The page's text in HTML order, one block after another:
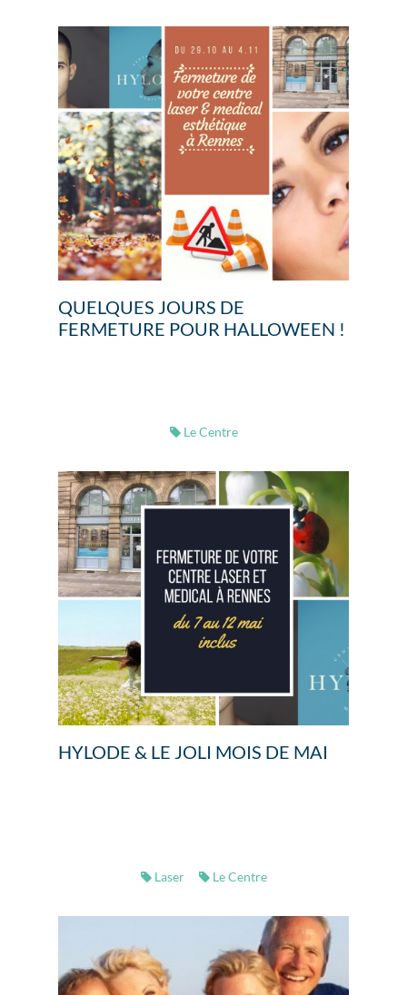
QUELQUES JOURS DE
FERMETURE POUR HALLOWEEN !
Le Centre
HYLODE & LE JOLI MOIS DE MAI
Laser Le Centre